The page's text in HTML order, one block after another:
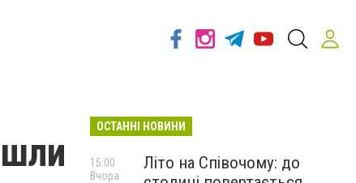
ОСТАННІ НОВИНИ
Літо на Співочому: до
15:00
Вчора